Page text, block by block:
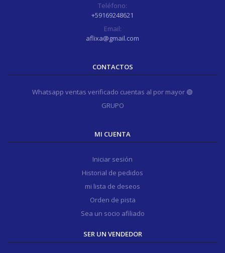
Teléfono:
+59169248621
Email:
aflixa@gmail.com
CONTACTOS
Whatsapp ventas verificado cuentas al por mayor 🟢
GRUPO
MI CUENTA
Iniciar sesión
Historial de pedidos
mi lista de deseos
Orden de pista
Sea un socio afiliado
SER UN VENDEDOR